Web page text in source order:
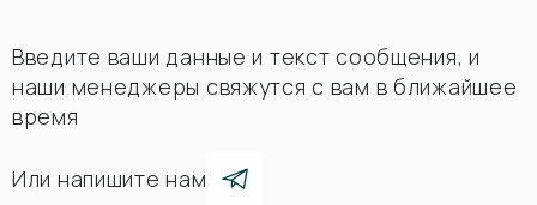
Введите ваши данные и текст сообщения, и
наши менеджеры свяжутся с вам в ближайшее
время
Или напишите нам